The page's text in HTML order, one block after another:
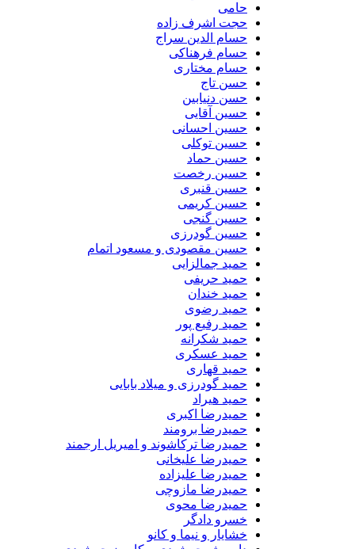
حجت اشرف زاده
حسام الدین سراج
حسام فرهناکی
حسام مختاری
حسن تاج
حسن دنیابین
حسین آقایی
حسین احسانی
حسین توکلی
حسین حماد
حسین رخصت
حسین قنبری
حسین کریمی
حسین گنجی
حسین گودرزی
حسین مقصودی و مسعود اتمام
حمید جمالزایی
حمید حریفی
حمید خندان
حمید رضوی
حمید رفیع پور
حمید شکرانه
حمید عسکری
حمید قهاری
حمید گودرزی و میلاد بابایی
حمید هیراد
حمیدرضا اکبری
حمیدرضا برومند
حمیدرضا ترکاشوند و امیریل ارجمند
حمیدرضا علیخانی
حمیدرضا علیزاده
حمیدرضا مازوچی
حمیدرضا محوی
خسرو دادگر
خشایار و نیما و کانو